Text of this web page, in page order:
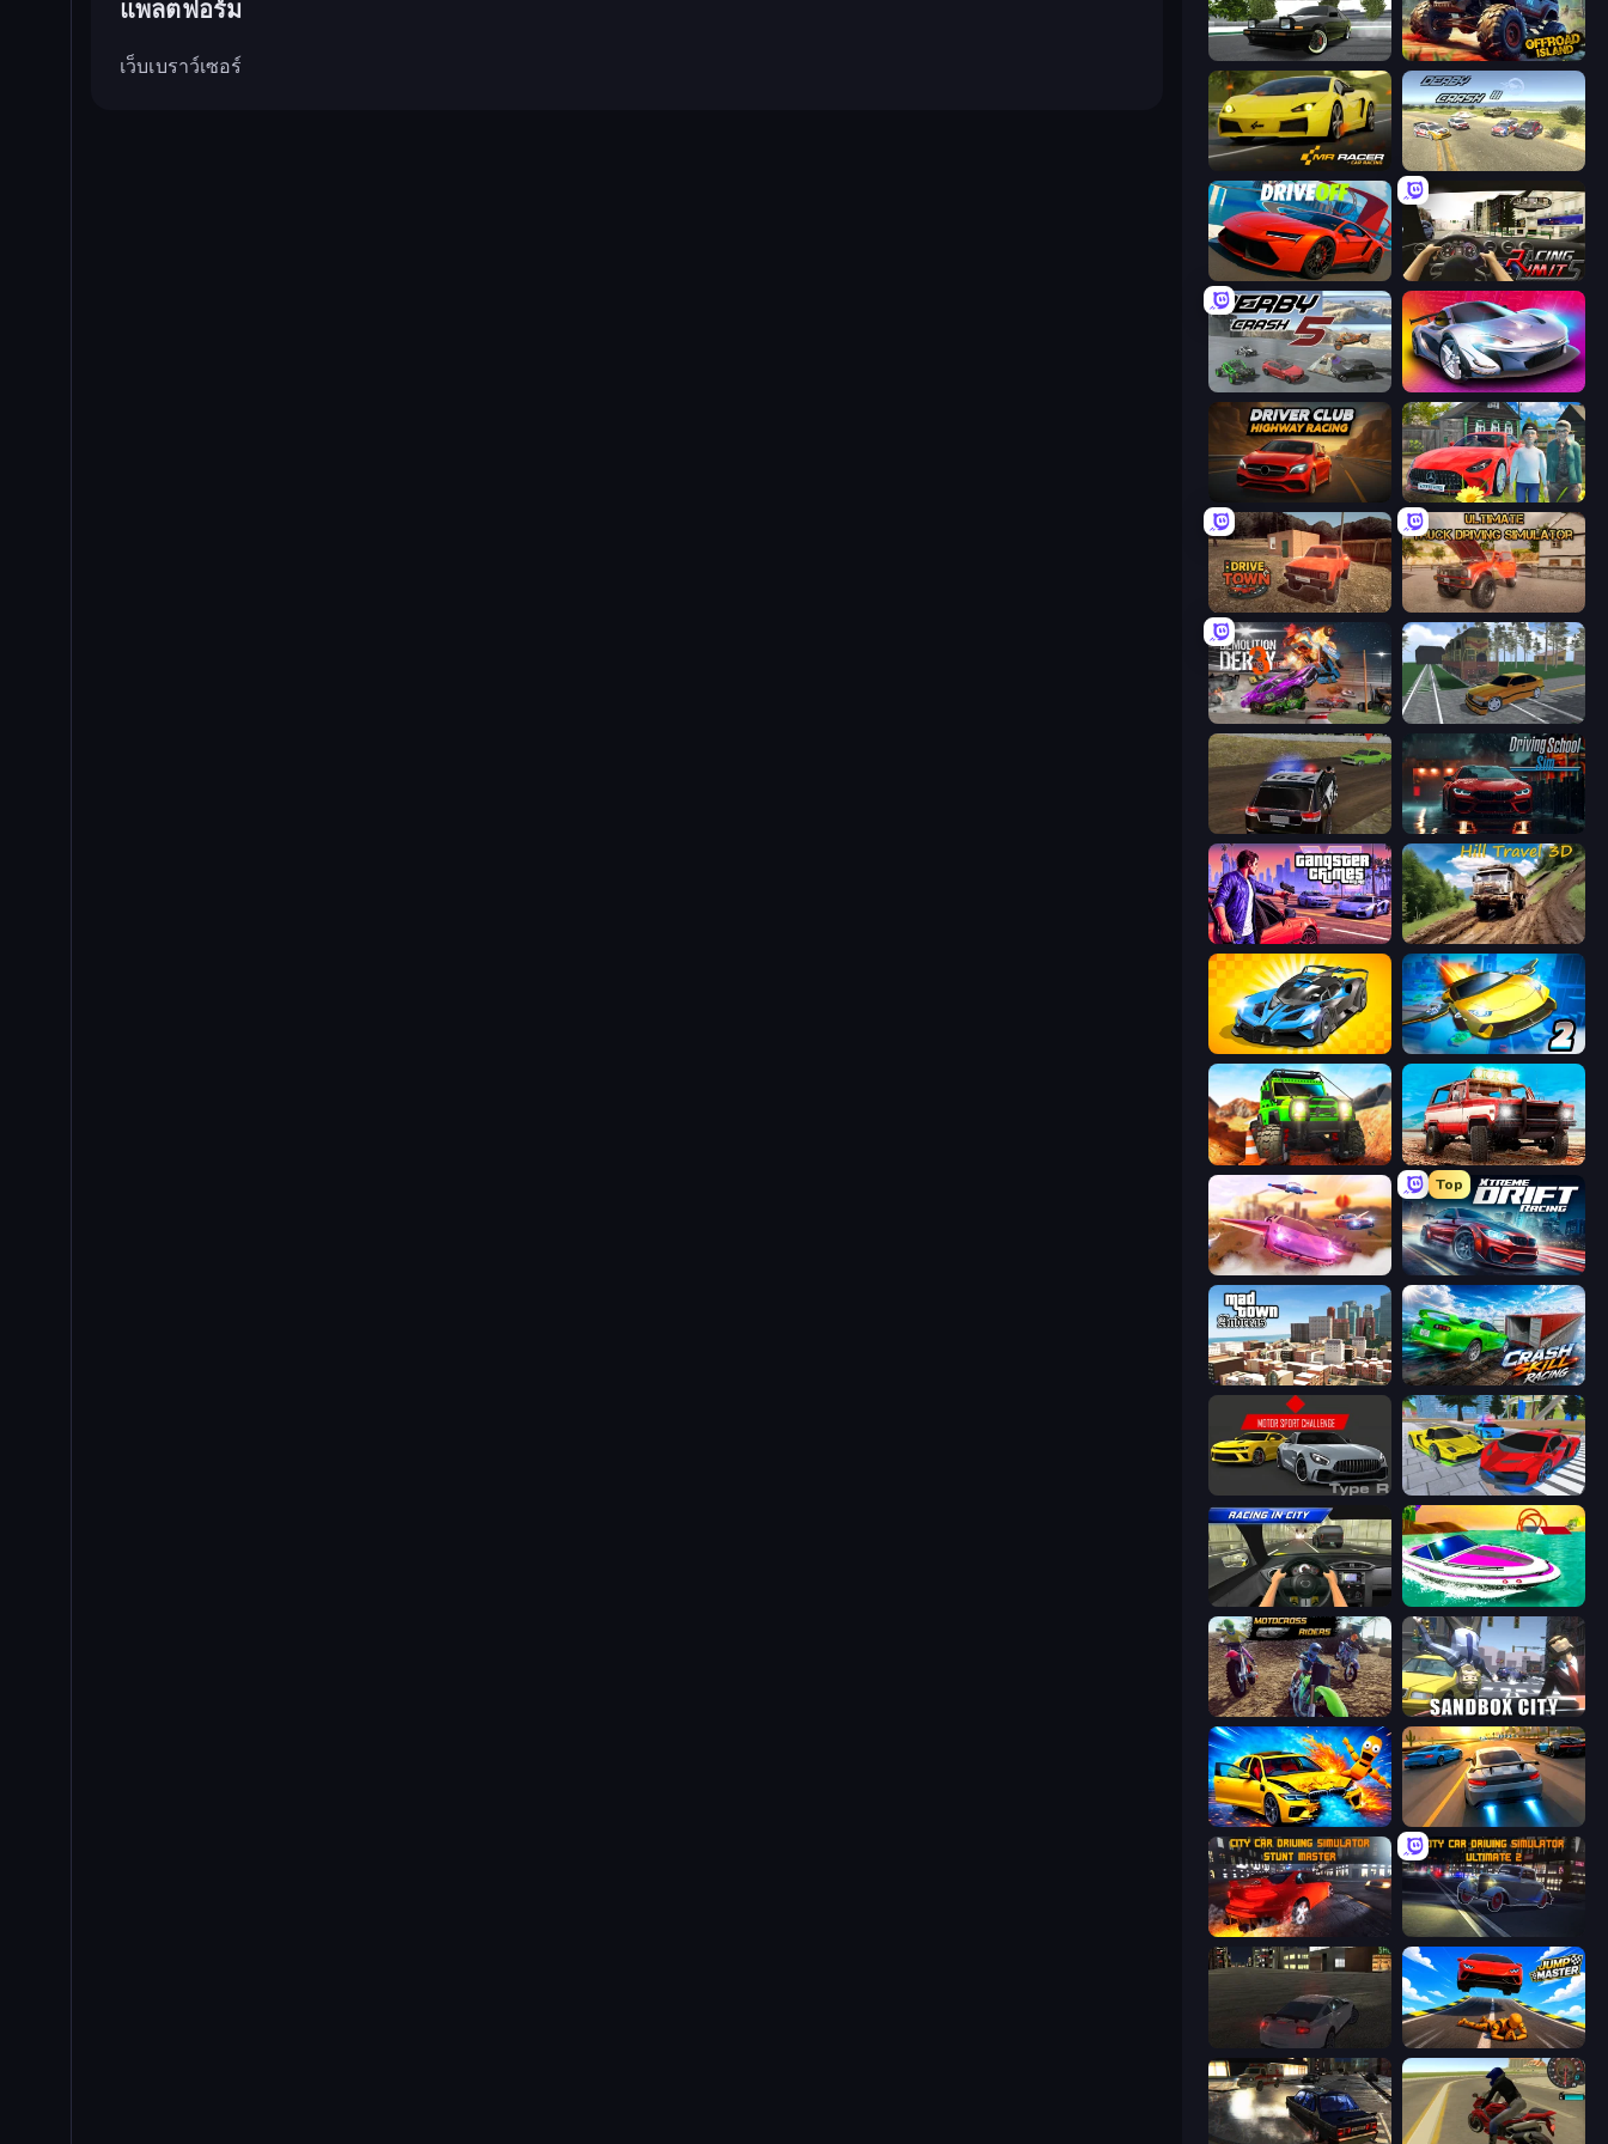
แพลตฟอร์ม
เว็บเบราว์เซอร์ Drift Hunters Offroad Island
Mr. Racer - Car Racing Derby Crash 3
DriveOff Racing Limits
Derby Crash 5 Grand Cyber City
Driver Club: Highway Racing Speedboy: History with Grandfather
DriveTown Ultimate Truck Driving Simulator 2020
Demolition Derby 3 Obby: Car Crash Sandbox
POLICE Chase Simulator Driving School Simulator
Gangster Crimes Online 6: Mafia City Hill Travel 3D
GT Cars Mega Ramps Ultimate Flying Car 2
Offroad Life 3D Offroad Masters Challenge
Ultimate Flying Car
Top
Xtreme DRIFT Racing
Mad Town Andreas: Mafia Storie Crash Skill Racing
Motor Sport Challenge Type R Real Cars Extreme Racing
Racing in City Jet Boat Racing
MotoCross Riders Sandbox City
BMG: Ragdoll Playground Asphalt Rush
Jump Master: Car Racing